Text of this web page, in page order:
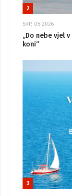
2
SRP, 06 2026
„Do nebe vjel
koni“
3